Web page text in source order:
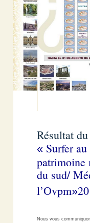
Résultat
« Surfer
patrimoine
du sud/
l’Ovpm»
Nous vous